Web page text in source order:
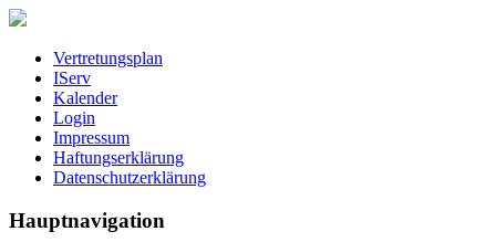
Vertretungsplan
IServ
Kalender
Login
Impressum
Haftungserklärung
Datenschutzerklärung
Hauptnavigation